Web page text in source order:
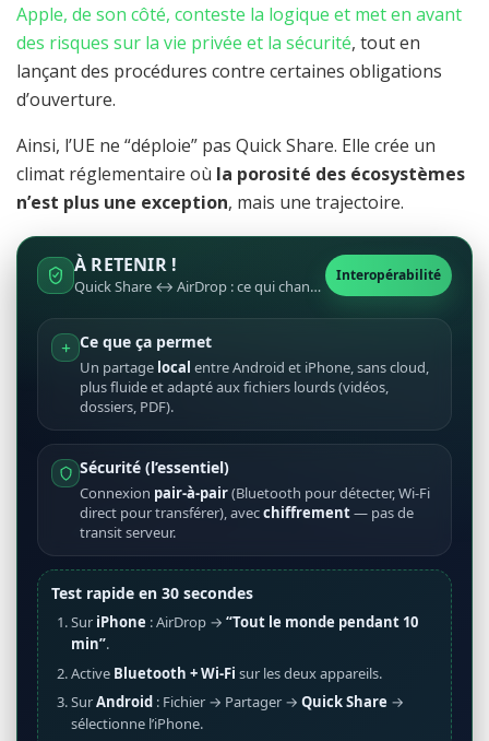
Apple, de son côté, conteste la logique et met en avant
des risques sur la vie privée et la sécurité, tout en
lançant des procédures contre certaines obligations
d’ouverture.
Ainsi, l’UE ne “déploie” pas Quick Share. Elle crée un
climat réglementaire où la porosité des écosystèmes
n’est plus une exception, mais une trajectoire.
À RETENIR !
Quick Share ↔ AirDrop : ce qui change vraiment pour Android et iPhone
Interopérabilité
Ce que ça permet
Un partage local entre Android et iPhone, sans cloud,
plus fluide et adapté aux fichiers lourds (vidéos,
dossiers, PDF).
Sécurité (l’essentiel)
Connexion pair-à-pair(Bluetooth pour détecter, Wi-Fi
direct pour transférer), avecchiffrement— pas de
transit serveur.
Test rapide en 30 secondes
Sur iPhone : AirDrop → “Tout le monde pendant 10
min”.
Active Bluetooth + Wi-Fi sur les deux appareils.
SurAndroid : Fichier → Partager → Quick Share →
sélectionne l’iPhone.